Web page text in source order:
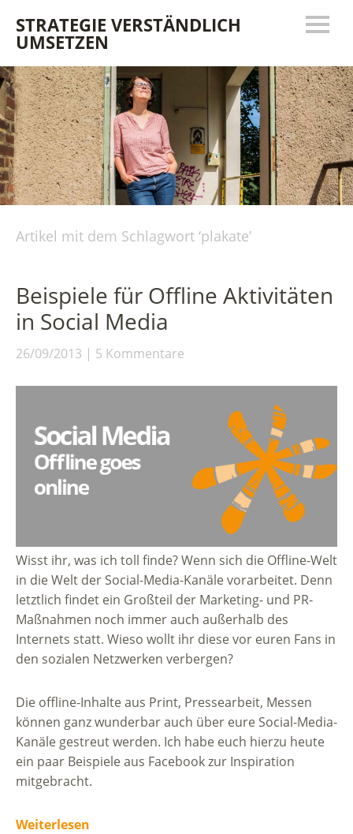
STRATEGIE VERSTÄNDLICH
UMSETZEN
Artikel mit dem Schlagwort ‘plakate’
Beispiele für Offline Aktivitäten
in Social Media
26/09/2013 5 Kommentare
Wisst ihr, was ich toll finde? Wenn sich die Offline-Welt
in die Welt der Social-Media-Kanäle vorarbeitet. Denn
letztlich findet ein Großteil der Marketing- und PR-
Maßnahmen noch immer auch außerhalb des
Internets statt. Wieso wollt ihr diese vor euren Fans in
den sozialen Netzwerken verbergen?
Die offline-Inhalte aus Print, Pressearbeit, Messen
können ganz wunderbar auch über eure Social-Media-
Kanäle gestreut werden. Ich habe euch hierzu heute
ein paar Beispiele aus Facebook zur Inspiration
mitgebracht.
Weiterlesen